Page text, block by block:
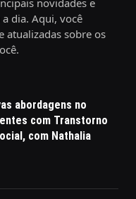
dia. Aqui, você
atualizadas sobre os
abordagens no
com Transtorno
com Nathalia